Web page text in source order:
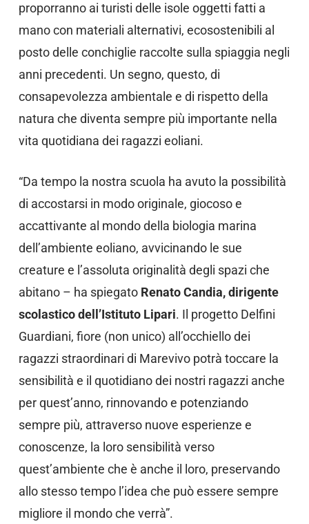
proporranno ai turisti delle isole oggetti fatti a
mano con materiali alternativi, ecosostenibili al
posto delle conchiglie raccolte sulla spiaggia negli
anni precedenti. Un segno, questo, di
consapevolezza ambientale e di rispetto della
natura che diventa sempre più importante nella
vita quotidiana dei ragazzi eoliani.
“Da tempo la nostra scuola ha avuto la possibilità
di accostarsi in modo originale, giocoso e
accattivante al mondo della biologia marina
dell’ambiente eoliano, avvicinando le sue
creature e l’assoluta originalità degli spazi che
abitano – ha spiegato Renato Candia, dirigente
scolastico dell’Istituto Lipari. Il progetto Delfini
Guardiani, fiore (non unico) all’occhiello dei
ragazzi straordinari di Marevivo potrà toccare la
sensibilità e il quotidiano dei nostri ragazzi anche
per quest’anno, rinnovando e potenziando
sempre più, attraverso nuove esperienze e
conoscenze, la loro sensibilità verso
quest’ambiente che è anche il loro, preservando
allo stesso tempo l’idea che può essere sempre
migliore il mondo che verrà”.